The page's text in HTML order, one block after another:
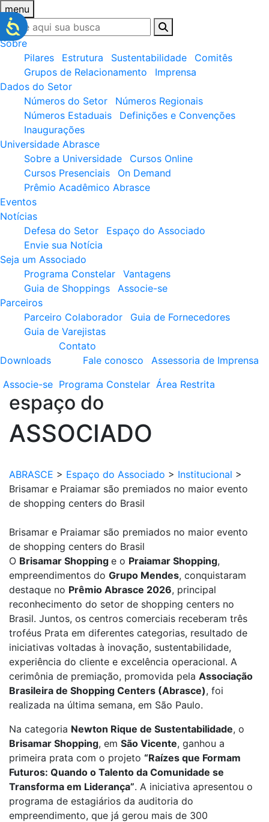
menu
Sobre
Pilares
Estrutura Sustentabilidade
Comitês
Grupos de Relacionamento
Imprensa
Dados do Setor
Números do Setor
Números Regionais
Números Estaduais
Definições e Convenções
Inaugurações
Universidade Abrasce
Sobre a Universidade
Cursos Online
Cursos Presenciais
On Demand
Prêmio Acadêmico Abrasce
Eventos
Notícias
Defesa do Setor
Espaço do Associado
Envie sua Notícia
Seja um Associado
Programa Constelar
Vantagens
Guia de Shoppings
Associe-se
Parceiros
Parceiro Colaborador
Guia de Fornecedores
Guia de Varejistas
Downloads
Contato
Fale conosco
Assessoria de Imprensa
Associe-se Programa Constelar Área Restrita
espaço do
ASSOCIADO
ABRASCE > Espaço do Associado > Institucional >
Brisamar e Praiamar são premiados no maior evento
de shopping centers do Brasil
Brisamar e Praiamar são premiados no maior evento
de shopping centers do Brasil
O Brisamar Shopping e o Praiamar Shopping,
empreendimentos do Grupo Mendes, conquistaram
destaque no Prêmio Abrasce 2026, principal
reconhecimento do setor de shopping centers no
Brasil. Juntos, os centros comerciais receberam três
troféus Prata em diferentes categorias, resultado de
iniciativas voltadas à inovação, sustentabilidade,
experiência do cliente e excelência operacional. A
cerimônia de premiação, promovida pela Associação
Brasileira de Shopping Centers (Abrasce), foi
realizada na última semana, em São Paulo.
Na categoria Newton Rique de Sustentabilidade, o
Brisamar Shopping, em São Vicente, ganhou a
primeira prata com o projeto “Raízes que Formam
Futuros: Quando o Talento da Comunidade se
Transforma em Liderança”. A iniciativa apresentou o
programa de estagiários da auditoria do
empreendimento, que já gerou mais de 300